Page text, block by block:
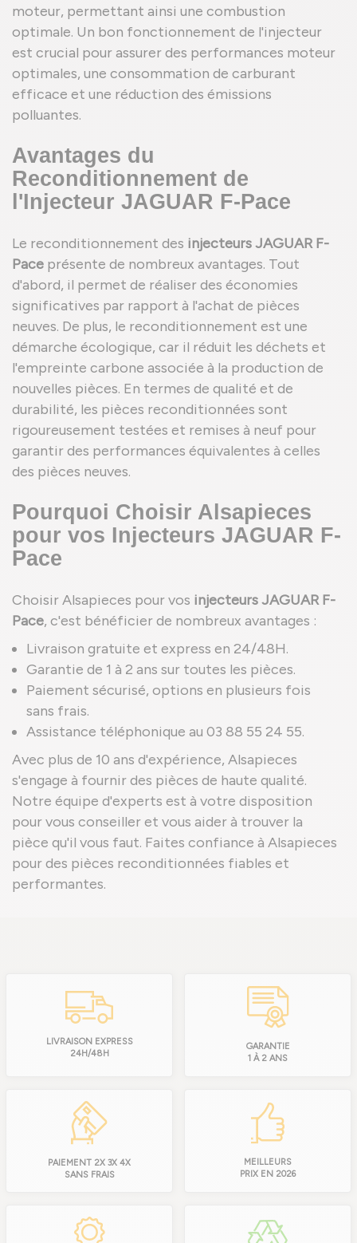
moteur, permettant ainsi une combustion
optimale. Un bon fonctionnement de l'injecteur
est crucial pour assurer des performances moteur
optimales, une consommation de carburant
efficace et une réduction des émissions
polluantes.
Avantages du
Reconditionnement de
l'Injecteur JAGUAR F-Pace
Le reconditionnement des injecteurs JAGUAR F-
Pace présente de nombreux avantages. Tout
d'abord, il permet de réaliser des économies
significatives par rapport à l'achat de pièces
neuves. De plus, le reconditionnement est une
démarche écologique, car il réduit les déchets et
l'empreinte carbone associée à la production de
nouvelles pièces. En termes de qualité et de
durabilité, les pièces reconditionnées sont
rigoureusement testées et remises à neuf pour
garantir des performances équivalentes à celles
des pièces neuves.
Pourquoi Choisir Alsapieces
pour vos Injecteurs JAGUAR F-
Pace
Choisir Alsapieces pour vos injecteurs JAGUAR F-
Pace, c'est bénéficier de nombreux avantages :
Livraison gratuite et express en 24/48H.
Garantie de 1 à 2 ans sur toutes les pièces.
Paiement sécurisé, options en plusieurs fois
sans frais.
Assistance téléphonique au 03 88 55 24 55.
Avec plus de 10 ans d'expérience, Alsapieces
s'engage à fournir des pièces de haute qualité.
Notre équipe d'experts est à votre disposition
pour vous conseiller et vous aider à trouver la
pièce qu'il vous faut. Faites confiance à Alsapieces
pour des pièces reconditionnées fiables et
performantes.
LIVRAISON EXPRESS
24H/48H
GARANTIE
1 À 2 ANS
PAIEMENT 2X 3X 4X
SANS FRAIS
MEILLEURS
PRIX EN 2026